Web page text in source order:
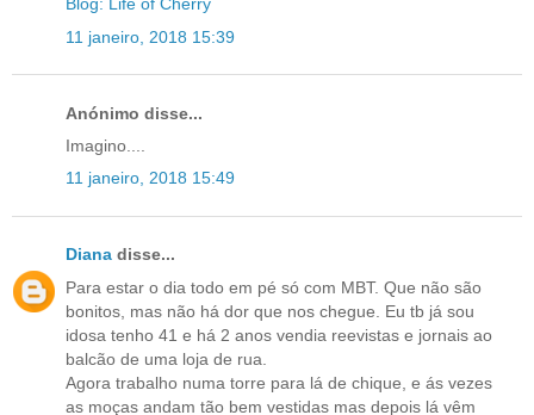
Blog: Life of Cherry
11 janeiro, 2018 15:39
Anónimo disse...
Imagino....
11 janeiro, 2018 15:49
Diana disse...
Para estar o dia todo em pé só com MBT. Que não são
bonitos, mas não há dor que nos chegue. Eu tb já sou
idosa tenho 41 e há 2 anos vendia reevistas e jornais ao
balcão de uma loja de rua.
Agora trabalho numa torre para lá de chique, e ás vezes
as moças andam tão bem vestidas mas depois lá vêm